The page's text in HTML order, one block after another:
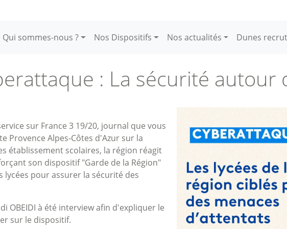
Qui sommes-nous ? Nos Dispositifs Nos actualités Dunes
: La sécurité autour
sur France 3 19/20, journal que vous
Provence Alpes-Côtes d'Azur sur la
établissement scolaires, la région réagit
son dispositif "Garde de la Région"
lycées pour assurer la sécurité des
OBEIDI à été interview afin d'expliquer le
sur le dispositif.